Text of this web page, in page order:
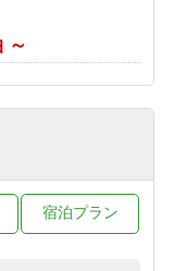
～
宿泊プラン